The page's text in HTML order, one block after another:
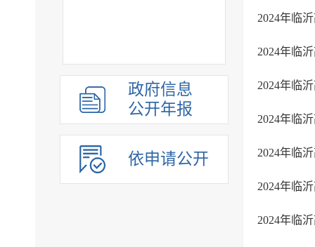
政府信息
公开年报
依申请公开
2024年临
2024年临
2024年临
2024年临
2024年临
2024年临
2024年临